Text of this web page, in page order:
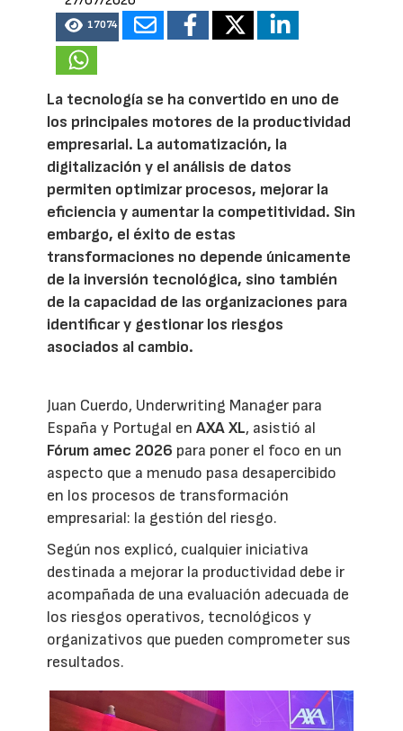
17074
La tecnología se ha convertido en uno de
los principales motores de la productividad
empresarial. La automatización, la
digitalización y el análisis de datos
permiten optimizar procesos, mejorar la
eficiencia y aumentar la competitividad. Sin
embargo, el éxito de estas
transformaciones no depende únicamente
de la inversión tecnológica, sino también
de la capacidad de las organizaciones para
identificar y gestionar los riesgos
asociados al cambio.
Juan Cuerdo, Underwriting Manager para
España y Portugal enAXA XL, asistió al
Fórum amec 2026 para poner el foco en un
aspecto que a menudo pasa desapercibido
en los procesos de transformación
empresarial: la gestión del riesgo.
Según nos explicó, cualquier iniciativa
destinada a mejorar la productividad debe ir
acompañada de una evaluación adecuada de
los riesgos operativos, tecnológicos y
organizativos que pueden comprometer sus
resultados.